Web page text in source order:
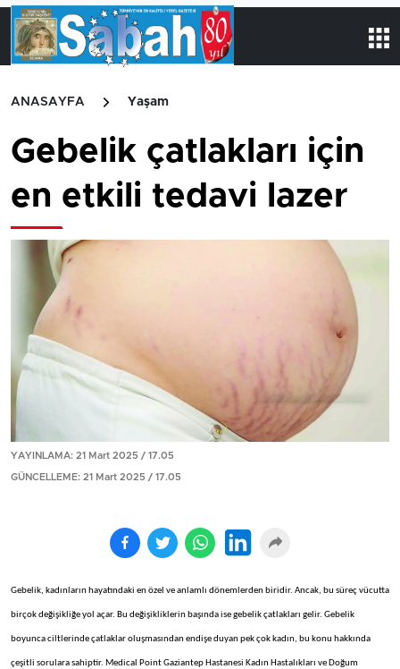
ANASAYFA Yaşam
Gebelik çatlakları için
en etkili tedavi lazer
YAYINLAMA: 21 Mart 2025 / 17.05
GÜNCELLEME: 21 Mart 2025 / 17.05
Gebelik, kadınların hayatındaki en özel ve anlamlı dönemlerden biridir. Ancak, bu süreç vücutta
birçok değişikliğe yol açar. Bu değişikliklerin başında ise gebelik çatlakları gelir. Gebelik
boyunca ciltlerinde çatlaklar oluşmasından endişe duyan pek çok kadın, bu konu hakkında
çeşitli sorulara sahiptir. Medical Point Gaziantep Hastanesi Kadın Hastalıkları ve Doğum